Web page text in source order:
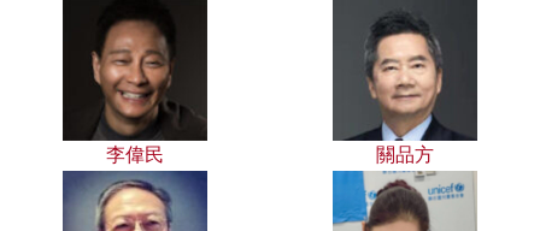
李偉民 關品方